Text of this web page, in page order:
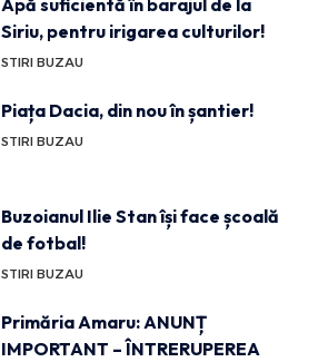
Siriu, pentru irigarea culturilor!
STIRI BUZAU
Piața Dacia, din nou în șantier!
STIRI BUZAU
Buzoianul Ilie Stan își face școală
de fotbal!
STIRI BUZAU
Primăria Amaru: ANUNȚ
IMPORTANT – ÎNTRERUPEREA